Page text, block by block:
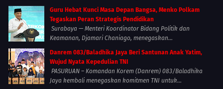
Guru Hebat Kunci Masa Depan Bangsa, Menko Polkam
Tegaskan Peran Strategis Pendidikan
Surabaya — Menteri Koordinator Bidang Politik dan
Keamanan, Djamari Chaniago, menegaskan...
Danrem 083/Baladhika Jaya Beri Santunan Anak Yatim,
Wujud Nyata Kepedulian TNI
PASURUAN – Komandan Korem (Danrem) 083/Baladhika
Jaya kembali menegaskan komitmen TNI untuk...